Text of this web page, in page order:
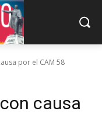
por el CAM 58
causa